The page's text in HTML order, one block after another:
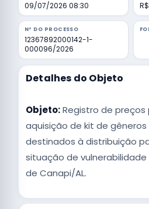
09/07/2026 08:30
Nº DO PROCESSO
12367892000142-1-
000096/2026
Detalhes do Objeto
Objeto:Registro de
aquisição de kit de
destinados à distribuição
situação de vulnerabilidade
de Canapi/AL.